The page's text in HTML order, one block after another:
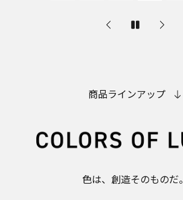
商品ラインアップ
色は、創造そのものだ。